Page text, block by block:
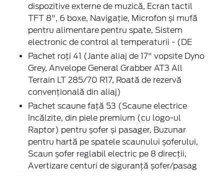
dispozitive externe de muzică, Ecran tactil
TFT 8", 6 boxe, Navigație, Microfon și mufă
pentru alimentare pentru spate, Sistem
electronic de control al temperaturii - (DE
Pachet roți 41 (Jante aliaj de 17" vopsite Dyno
Grey, Anvelope General Grabber AT3 All
Terrain LT 285/70 R17, Roată de rezervă
convențională din aliaj)
Pachet scaune față 53 (Scaune electrice
încălzite, din piele premium (cu logo-ul
Raptor) pentru șofer și pasager, Buzunar
pentru hartă pe spatele scaunului șoferului,
Scaun șofer reglabil electric pe 8 direcţii,
Avertizare centuri de siguranță șofer/pasag